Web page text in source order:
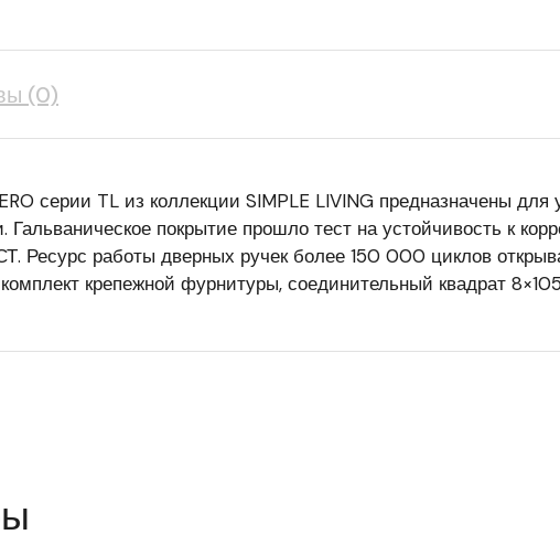
(0)
серии TL из коллекции SIMPLE LIVING предназначены для
Гальваническое покрытие прошло тест на устойчивость к
Ресурс работы дверных ручек более 150 000 циклов
крепежной фурнитуры, соединительный квадрат